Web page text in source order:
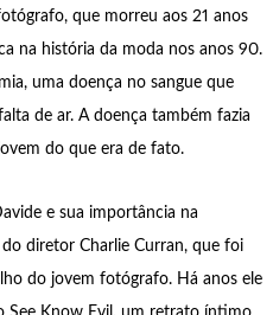
que morreu aos 21 anos
na história da moda nos anos 90.
uma doença no sangue que
de ar. A doença também fazia
do que era de fato.
e sua importância na
diretor Charlie Curran, que foi
do jovem fotógrafo. Há anos ele